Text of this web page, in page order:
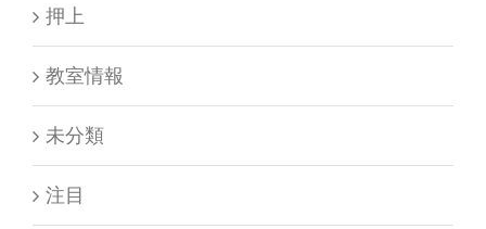
押上
教室情報
未分類
注目